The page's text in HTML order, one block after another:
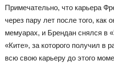
Примечательно, что карьера
через пару лет после того, как
мемуарах, и Брендан снялся в
«Ките», за которого получил в
всю свою карьеру до этого